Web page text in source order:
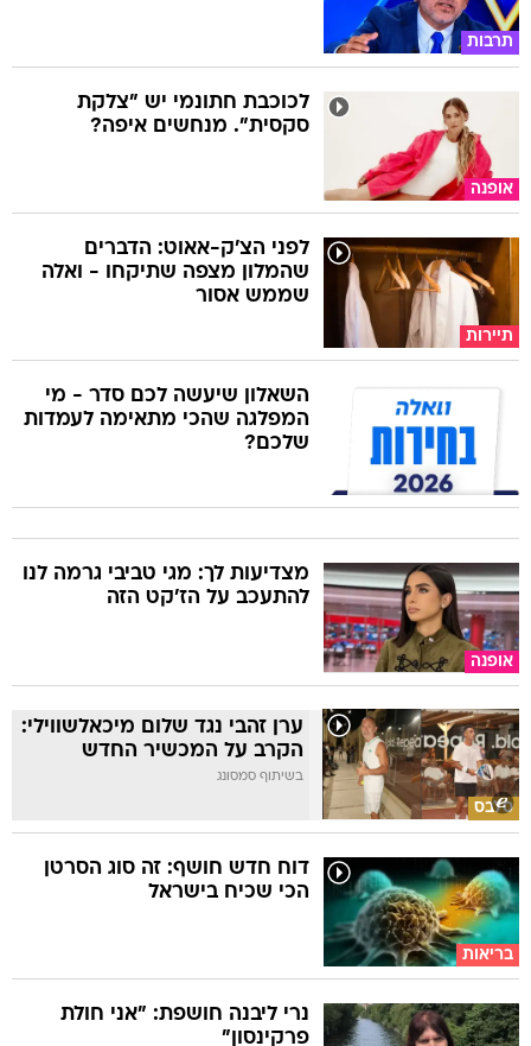
תרבות
אופנה
לכוכבת חתונמי יש "צלקת
סקסית". מנחשים איפה?
תיירות
לפני הצ'ק-אאוט: הדברים
שהמלון מצפה שתיקחו - ואלה
שממש אסור
השאלון שיעשה לכם סדר - מי
המפלגה שהכי מתאימה לעמדות
שלכם?
אופנה
מצדיעות לך: מגי טביבי גרמה לנו
להתעכב על הז'קט הזה
סלבס
ערן זהבי נגד שלום מיכאלשווילי:
הקרב על המכשיר החדש
בשיתוף סמסונג
בריאות
דוח חדש חושף: זה סוג הסרטן
הכי שכיח בישראל
נרי ליבנה חושפת: "אני חולת
פרקינסון"